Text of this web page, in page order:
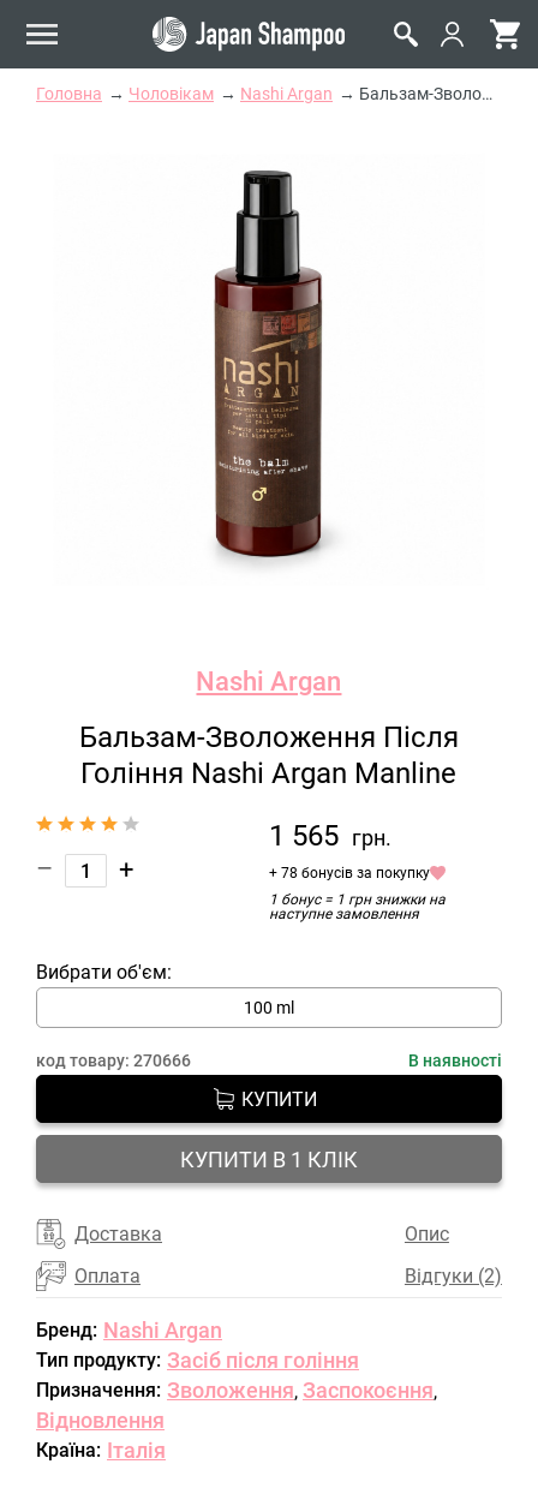
Головна Чоловікам Nashi Argan Бальзам-Зволоження Після Гоління Nashi Argan Manline
Nashi Argan
Бальзам-Зволоження Після
Гоління Nashi Argan Manline
– +
1 565 грн.
+ 78 бонусів за покупку
1 бонус = 1 грн знижки на
наступне замовлення
Вибрати об'єм:
100 ml
код товару: 270666 В наявності
КУПИТИ
КУПИТИ В 1 КЛІК
Доставка
Оплата
Опис
Відгуки (2)
Бренд: Nashi Argan
Тип продукту: Засіб після гоління
Призначення: Зволоження, Заспокоєння,
Відновлення
Країна: Італія